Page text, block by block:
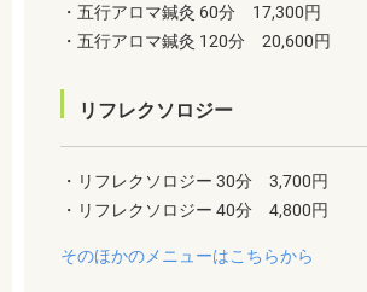
・五行アロマ鍼灸 60分 17,300円
・五行アロマ鍼灸 120分 20,600円
リフレクソロジー
・リフレクソロジー 30分 3,700円
・リフレクソロジー 40分 4,800円
そのほかのメニューはこちらから